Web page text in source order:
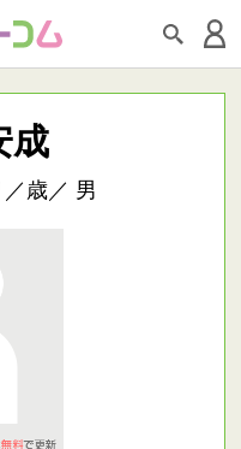
成
歳／ 男